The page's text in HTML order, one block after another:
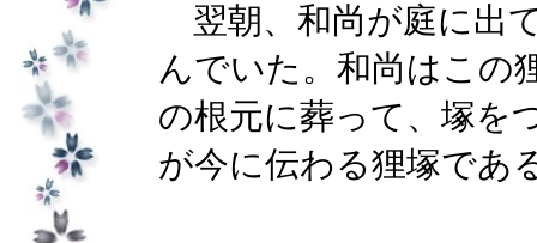
翌朝、和尚が庭に出
んでいた。和尚はこの
の根元に葬って、塚を
が今に伝わる狸塚であ